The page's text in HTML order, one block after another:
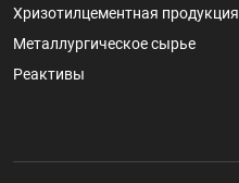
Хризотилцементная продукция
Металлургическое сырье
Реактивы